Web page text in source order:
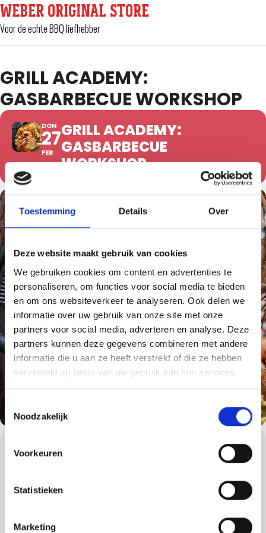
Toestemming Details Over
Deze website maakt gebruik van cookies
We gebruiken cookies om content en advertenties te
personaliseren, om functies voor social media te bieden
en om ons websiteverkeer te analyseren. Ook delen we
informatie over uw gebruik van onze site met onze
partners voor social media, adverteren en analyse. Deze
partners kunnen deze gegevens combineren met andere
informatie die u aan ze heeft verstrekt of die ze hebben
verzameld op basis van uw gebruik van hun services.
Noodzakelijk
Voorkeuren
Statistieken
Marketing
WEBER ORIGINAL STORE
Voor de echte BBQ liefhebber
GRILL ACADEMY:
GASBARBECUE WORKSHOP
DON
27
FEB
GRILL ACADEMY:
GASBARBECUE
WORKSHOP
WORKSHOPS DETAILS
Samen om en rond de barbecue worden mooie herinneringen
gemaakt, dit is de ultieme Weber beleving waar nog lang over
een drukke werkdag gehad? Met één druk op de knop is uw
gasbarbecue binnen enkele minuten klaar voor gebruik.